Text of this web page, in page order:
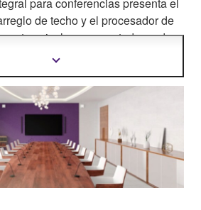
para conferencias presenta el
de techo y el procesador de
e incluye conmutadores de
y altavoces con
Mostrar